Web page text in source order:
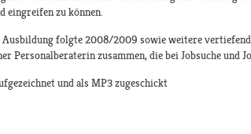
eingreifen zu können.
folgte 2008/2009 sowie weitere
Personalberaterin zusammen, die bei Jobsuche und
und als MP3 zugeschickt